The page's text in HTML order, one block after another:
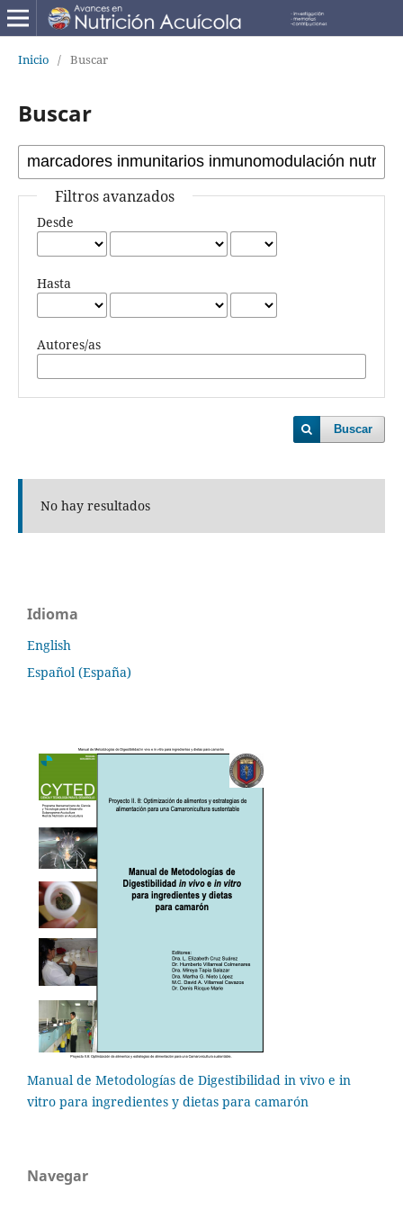
Inicio / Buscar
Buscar
Filtros avanzados
Desde
Hasta
Autores/as
Buscar
No hay resultados
Idioma
English
Español (España)
Manual de Metodologías de Digestibilidad in vivo e in
vitro para ingredientes y dietas para camarón
Navegar